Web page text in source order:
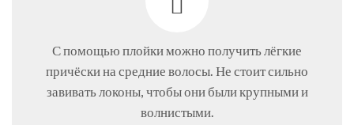
С помощью плойки можно получить лёгкие
причёски на средние волосы. Не стоит сильно
завивать локоны, чтобы они были крупными и
волнистыми.